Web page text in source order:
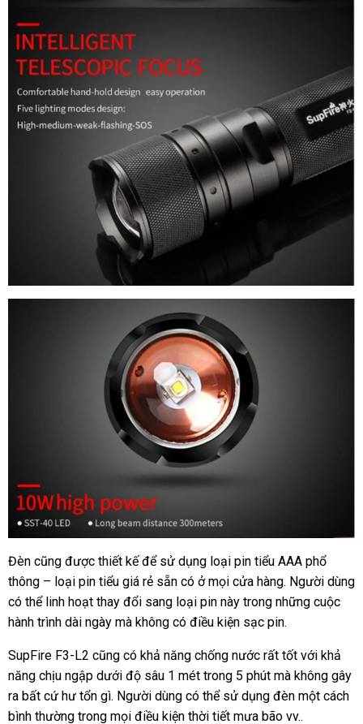
Đèn cũng được thiết kế để sử dụng loại pin tiểu AAA phổ
thông – loại pin tiểu giá rẻ sẵn có ở mọi cửa hàng. Người dùng
có thể linh hoạt thay đổi sang loại pin này trong những cuộc
hành trình dài ngày mà không có điều kiện sạc pin.
SupFire F3-L2 cũng có khả năng chống nước rất tốt với khả
năng chịu ngập dưới độ sâu 1 mét trong 5 phút mà không gây
ra bất cứ hư tổn gì. Người dùng có thể sử dụng đèn một cách
bình thường trong mọi điều kiện thời tiết mưa bão vv..